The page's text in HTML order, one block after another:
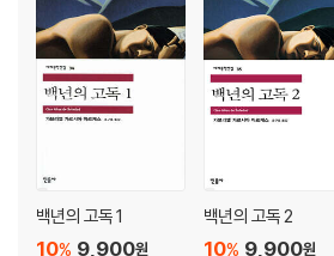
백년의 고독 1
10% 9,900원
백년의 고독 2
10% 9,900원